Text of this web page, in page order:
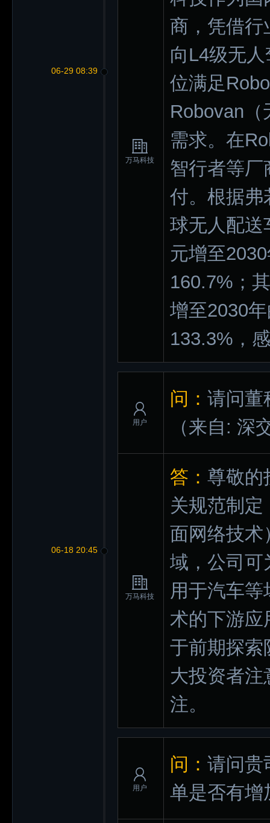
06-29 08:39
万马科技
商，凭借行
向L4级无
位满足
Robovan
需求。在
智行者等厂
付。根据弗
球无人配送
元增至
160.7%；
增至2030
133.3%，
06-18 20:45
用户
问： 请问董
（来自: 深
万马科技
答： 尊敬的
关规范制
面网络技术
域，公司可
用于汽车
术的下游应
于前期探索
大投资者
注。
用户
问： 请问贵
单是否有增